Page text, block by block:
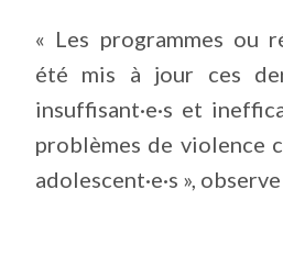
« Les programmes ou
été mis à jour ces
insuffisant·e·s et
problèmes de violence
adolescent·e·s »,